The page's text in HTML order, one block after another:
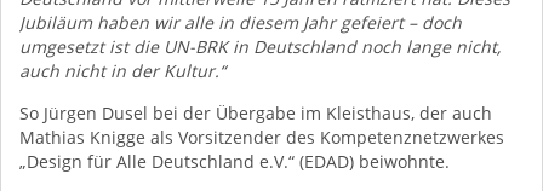
Jubiläum haben wir alle in diesem Jahr gefeiert – doch
umgesetzt ist die UN-BRK in Deutschland noch lange nicht,
auch nicht in der Kultur.“
So Jürgen Dusel bei der Übergabe im Kleisthaus, der auch
Mathias Knigge als Vorsitzender des Kompetenznetzwerkes
„Design für Alle Deutschland e.V.“ (EDAD) beiwohnte.